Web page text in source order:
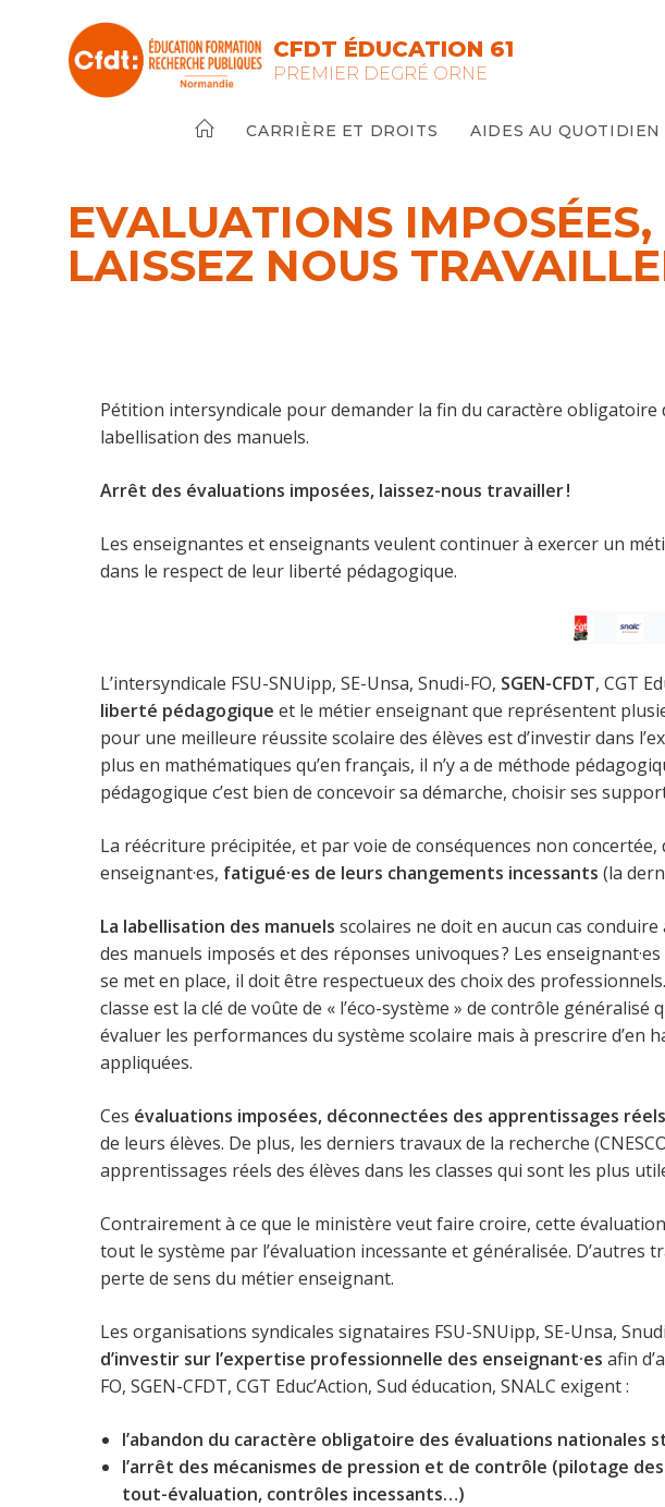
CFDT ÉDUCATION 61
PREMIER DEGRÉ ORNE
CARRIÈRE ET DROITS AIDES AU QUOTIDIEN
EVALUATIONS
LAISSEZ NOUS
Pétition intersyndicale pour demander la fin du caractère
labellisation des manuels.
Arrêt des évaluations imposées, laissez-nous travailler !
Les enseignantes et enseignants veulent continuer à exercer un
dans le respect de leur liberté pédagogique.
L’intersyndicale FSU-SNUipp, SE-Unsa, Snudi-FO, SGEN-CFDT, CGT
liberté pédagogique et le métier enseignant que représentent
pour une meilleure réussite scolaire des élèves est d’investir dans
plus en mathématiques qu’en français, il n’y a de méthode
pédagogique c’est bien de concevoir sa démarche, choisir ses
La réécriture précipitée, et par voie de conséquences non
enseignant·es, fatigué·es de leurs changements incessants (la
La labellisation des manuels scolaires ne doit en aucun cas
des manuels imposés et des réponses univoques ? Les
se met en place, il doit être respectueux des choix des professionnels.
classe est la clé de voûte de « l’éco-système » de contrôle
évaluer les performances du système scolaire mais à prescrire d’en
appliquées.
Ces évaluations imposées, déconnectées des apprentissages
de leurs élèves. De plus, les derniers travaux de la recherche
apprentissages réels des élèves dans les classes qui sont les plus
Contrairement à ce que le ministère veut faire croire, cette
tout le système par l’évaluation incessante et généralisée.
perte de sens du métier enseignant.
Les organisations syndicales signataires FSU-SNUipp, SE-Unsa,
d’investir sur l’expertise professionnelle des enseignant·es afin
FO, SGEN-CFDT, CGT Educ’Action, Sud éducation, SNALC exigent :
l’abandon du caractère obligatoire des évaluations nationales
l’arrêt des mécanismes de pression et de contrôle (pilotage
tout-évaluation, contrôles incessants…)